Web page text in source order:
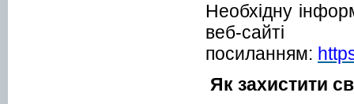
Необхідну
веб-
посиланням:
Як захистити